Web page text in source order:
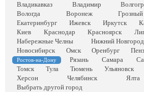
Владикавказ
Владимир
Вологда
Воронеж Грозный
Екатеринбург
Ижевск Иркутск
Киев
Краснодар Красноярск
Набережные Челны
Нижний Новгород
Новосибирск
Омск Оренбург
Ростов-на-Дону Рязань Самара
Томск
Тула Тюмень Ульяновск
Херсон
Челябинск Ялта
Выбрать другой город